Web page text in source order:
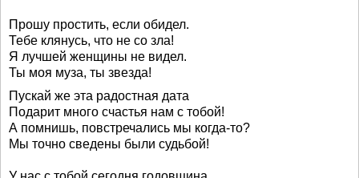
Прошу простить, если обидел.
Тебе клянусь, что не со зла!
Я лучшей женщины не видел.
Ты моя муза, ты звезда!
Пускай же эта радостная дата
Подарит много счастья нам с тобой!
А помнишь, повстречались мы когда-то?
Мы точно сведены были судьбой!